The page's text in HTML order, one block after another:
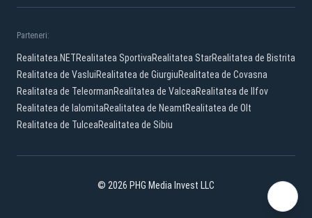
Parteneri:
Realitatea.NETRealitatea SportivaRealitatea StarRealitatea de Bistrita
Realitatea de VasluiRealitatea de GiurgiuRealitatea de Covasna
Realitatea de TeleormanRealitatea de ValceaRealitatea de Ilfov
Realitatea de IalomitaRealitatea de NeamtRealitatea de Olt
Realitatea de TulceaRealitatea de Sibiu
© 2026 PHG Media Invest LLC